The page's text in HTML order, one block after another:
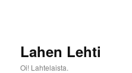
Lahen Lehti
Oi! Lahtelaista.